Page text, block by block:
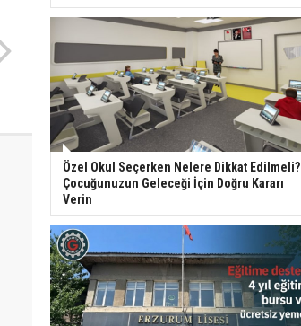
Özel Okul Seçerken Nelere Dikkat Edilmeli?
Çocuğunuzun Geleceği İçin Doğru Kararı
Verin